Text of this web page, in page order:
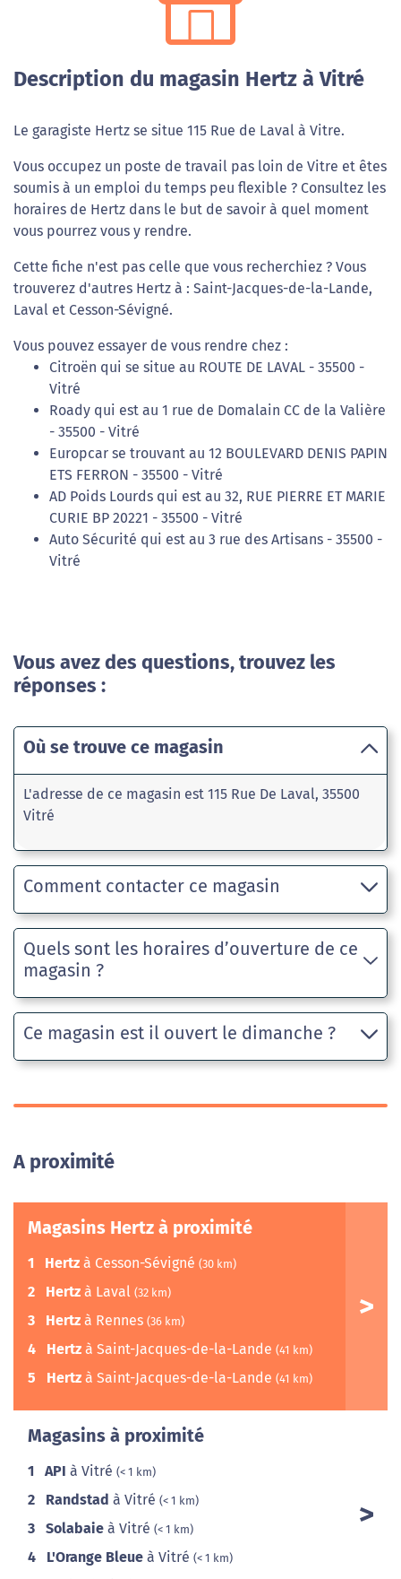
Description du magasin Hertz à Vitré
Le garagiste Hertz se situe 115 Rue de Laval à Vitre.
Vous occupez un poste de travail pas loin de Vitre et êtes
soumis à un emploi du temps peu flexible ? Consultez les
horaires de Hertz dans le but de savoir à quel moment
vous pourrez vous y rendre.
Cette fiche n'est pas celle que vous recherchiez ? Vous
trouverez d'autres Hertz à : Saint-Jacques-de-la-Lande,
Laval et Cesson-Sévigné.
Vous pouvez essayer de vous rendre chez :
Citroën qui se situe au ROUTE DE LAVAL - 35500 -
Vitré
Roady qui est au 1 rue de Domalain CC de la Valière
- 35500 - Vitré
Europcar se trouvant au 12 BOULEVARD DENIS PAPIN
ETS FERRON - 35500 - Vitré
AD Poids Lourds qui est au 32, RUE PIERRE ET MARIE
CURIE BP 20221 - 35500 - Vitré
Auto Sécurité qui est au 3 rue des Artisans - 35500 -
Vitré
Vous avez des questions, trouvez les
réponses :
Où se trouve ce magasin
L'adresse de ce magasin est 115 Rue De Laval, 35500
Vitré
Comment contacter ce magasin
Quels sont les horaires d’ouverture de ce
magasin ?
Ce magasin est il ouvert le dimanche ?
A proximité
Magasins Hertz à proximité
1 Hertz à Cesson-Sévigné (30 km)
2 Hertz à Laval (32 km)
3 Hertz à Rennes (36 km)
4 Hertz à Saint-Jacques-de-la-Lande (41 km)
5 Hertz à Saint-Jacques-de-la-Lande (41 km)
Magasins à proximité
1 API à Vitré (< 1 km)
2 Randstad à Vitré (< 1 km)
3 Solabaie à Vitré (< 1 km)
4 L'Orange Bleue à Vitré (< 1 km)